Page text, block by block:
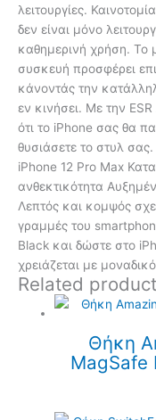
λειτουργίες.
δεν είναι μόνο
καθημερινή χρήση. Το
συσκευή προσφέρει
κάνοντάς την
εν κινήσει. Με την
ότι το iPhone σας θα
θυσιάσετε το στυλ
iPhone 12 Pro Max
ανθεκτικότητα
Λεπτός και κομψός
γραμμές του
Black και δώστε στο
χρειάζεται με
Related
Θήκη
MagSafe